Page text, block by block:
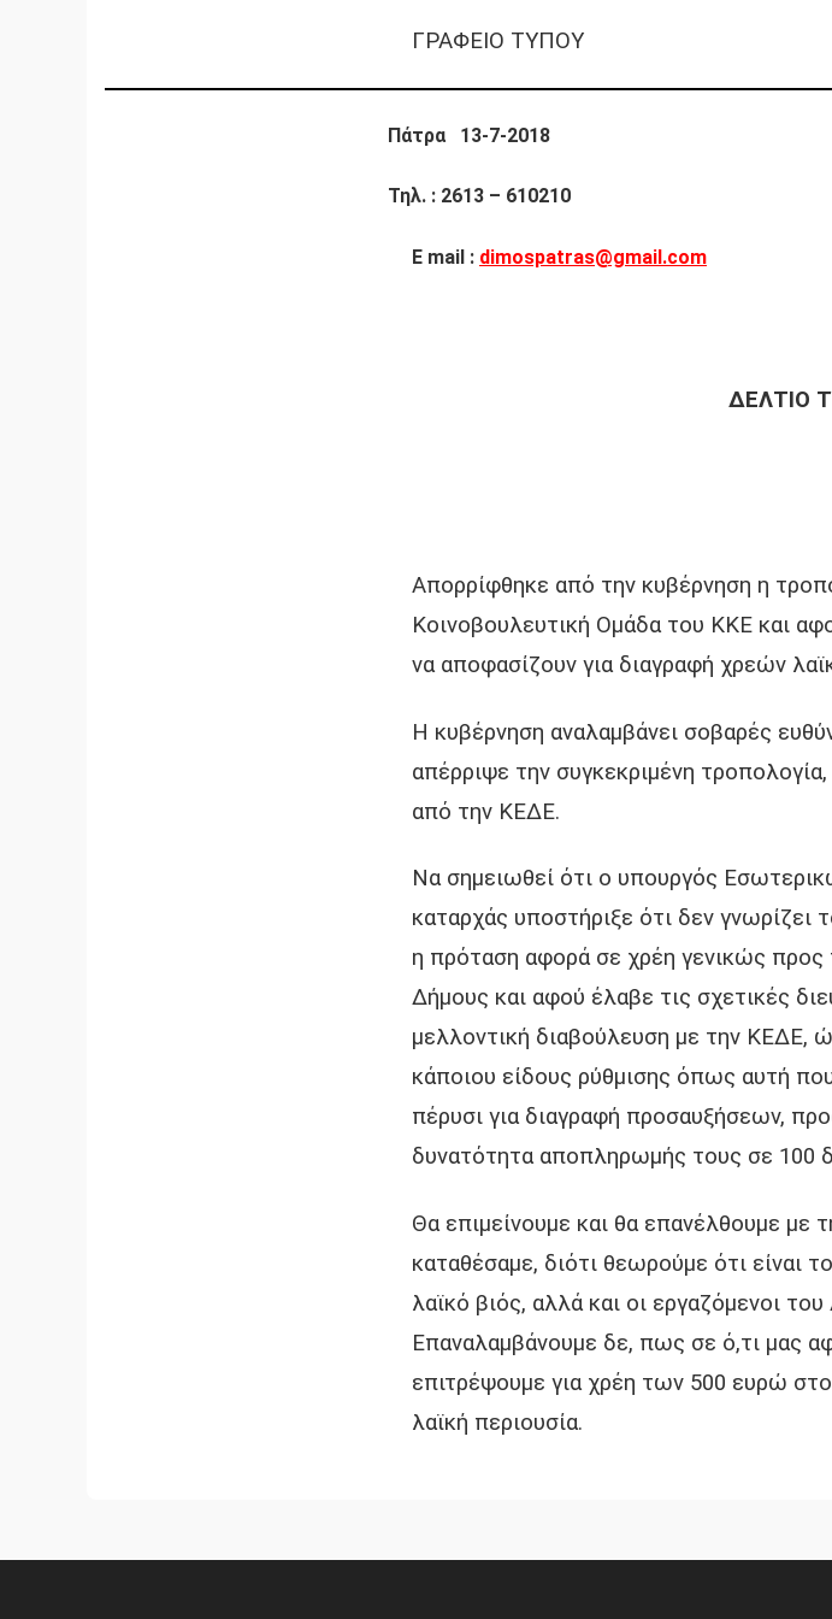
ΓΡΑΦΕΙΟ ΤΥΠΟΥ
Πάτρα 13-7-2018
Τηλ. : 2613 – 610210
E mail : dimospatras@gmail.com
ΔΕΛΤΙΟ
Απορρίφθηκε από την κυβέρνηση η
Κοινοβουλευτική Ομάδα του ΚΚΕ και
να αποφασίζουν για διαγραφή χρεών
Η κυβέρνηση αναλαμβάνει σοβαρές
απέρριψε την συγκεκριμένη
από την ΚΕΔΕ.
Να σημειωθεί ότι ο υπουργός
καταρχάς υποστήριξε ότι δεν γνωρίζει
η πρόταση αφορά σε χρέη γενικώς
Δήμους και αφού έλαβε τις σχετικές
μελλοντική διαβούλευση με την ΚΕΔΕ,
κάποιου είδους ρύθμισης όπως αυτή
πέρυσι για διαγραφή προσαυξήσεων,
δυνατότητα αποπληρωμής τους σε 100
Θα επιμείνουμε και θα επανέλθουμε με
καταθέσαμε, διότι θεωρούμε ότι είναι
λαϊκό βιός, αλλά και οι εργαζόμενοι
Επαναλαμβάνουμε δε, πως σε ό,τι μας
επιτρέψουμε για χρέη των 500 ευρώ
λαϊκή περιουσία.